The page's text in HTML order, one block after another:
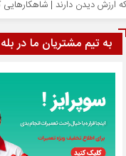
به تیم مشتریان ما در